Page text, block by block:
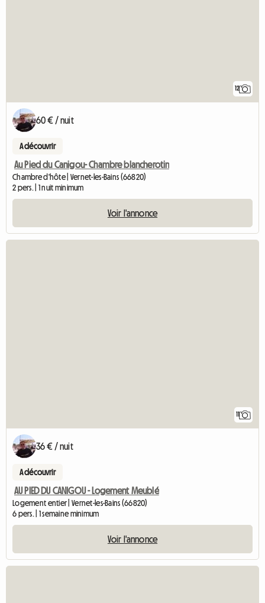
12
60 € / nuit
A découvrir
Au Pied du Canigou- Chambre blancherotin
Chambre d'hôte | Vernet-les-Bains (66820)
2 pers. | 1 nuit minimum
Voir l'annonce
11
36 € / nuit
A découvrir
AU PIED DU CANIGOU - Logement Meublé
Logement entier | Vernet-les-Bains (66820)
6 pers. | 1 semaine minimum
Voir l'annonce